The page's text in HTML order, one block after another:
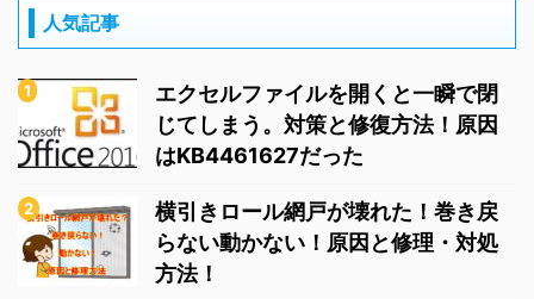
人気記事
エクセルファイルを開くと一瞬で閉
じてしまう。対策と修復方法！原因
はKB4461627だった
横引きロール網戸が壊れた！巻き戻
らない動かない！原因と修理・対処
方法！